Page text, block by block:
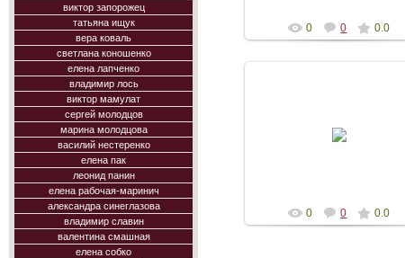
виктор запорожец
татьяна ищук
вера коваль
светлана коношенко
елена лапченко
владимир лось
виктор мамулат
сергей молодцов
марина молодцова
василий нестеренко
елена пак
леонид панин
елена рабочая-маринич
александра синеглазова
владимир славин
валентина смашная
елена собко
0 0 0.0
презентация альманаха Лира
Боспора выпуск 16
0 0 0.0